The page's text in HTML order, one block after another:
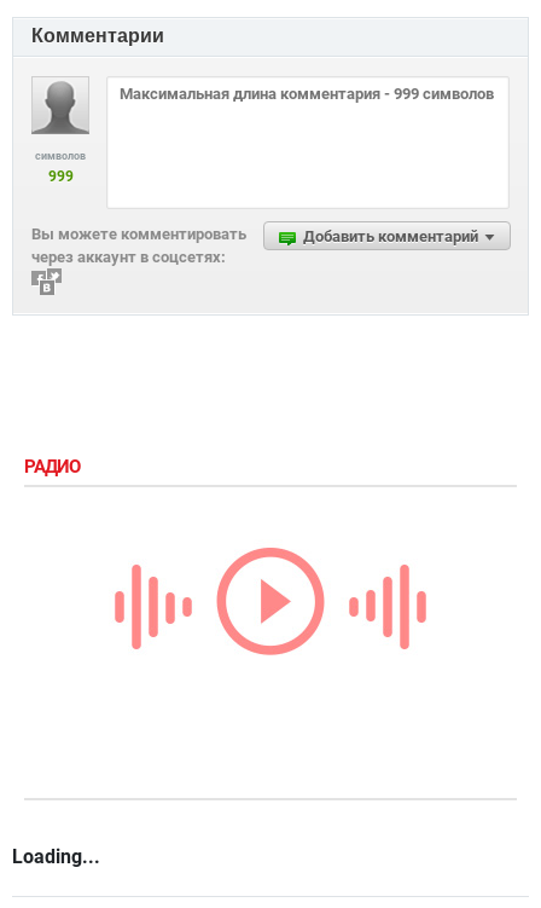
Комментарии
символов
999
Добавить комментарий
Вы можете комментировать
через аккаунт в соцсетях:
РАДИО
Loading...